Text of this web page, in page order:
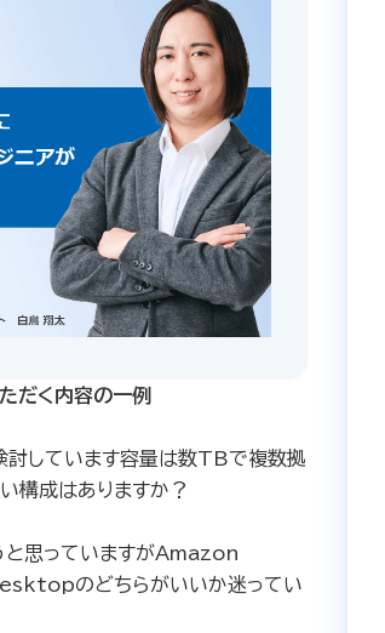
だく内容の一例​
討しています容量は数TBで複数拠
構成はありますか？
思っていますがAmazon
のどちらがいいか迷ってい